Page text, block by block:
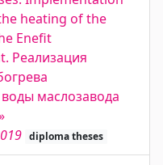
heating of the
Enefit
Реализация
маслозавода
diploma theses